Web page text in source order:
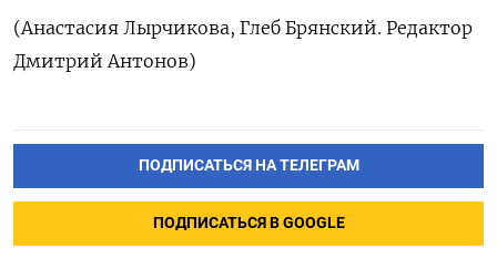
(Анастасия Лырчикова, Глеб Брянский. Редактор
Дмитрий Антонов)
ПОДПИСАТЬСЯ НА ТЕЛЕГРАМ
ПОДПИСАТЬСЯ В GOOGLE